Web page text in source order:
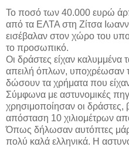
Το ποσό των 40.000 ευρώ
από τα ΕΛΤΑ στη Ζίτσα
εισέβαλαν στον χώρο του
το προσωπικό.
Οι δράστες είχαν καλυμμένα
απειλή όπλων, υποχρέωσαν
δώσουν τα χρήματα που
Σύμφωνα με αστυνομικές
χρησιμοποίησαν οι
απόσταση 10 χιλιομέτρων
Όπως δήλωσαν αυτόπτες
πολύ καλά ελληνικά. Η